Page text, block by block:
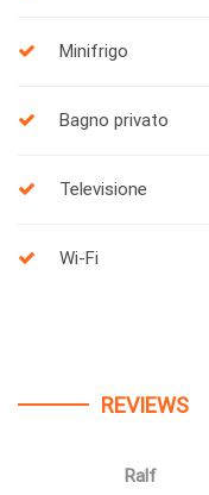
Minifrigo
Bagno privato
Televisione
Wi-Fi
REVIEWS
Ralf